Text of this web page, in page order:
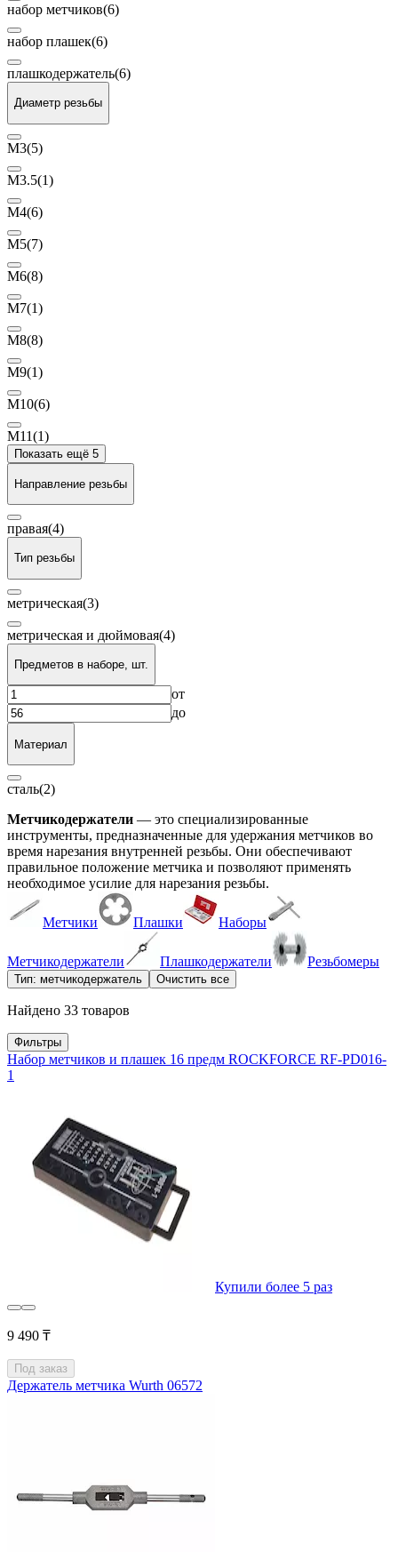
набор метчиков(6)
набор плашек(6)
плашкодержатель(6)
Диаметр резьбы
М3(5)
М3.5(1)
М4(6)
М5(7)
М6(8)
М7(1)
М8(8)
М9(1)
М10(6)
М11(1)
Показать ещё 5
Направление резьбы
правая(4)
Тип резьбы
метрическая(3)
метрическая и дюймовая(4)
Предметов в наборе, шт.
от
до
Материал
сталь(2)
Метчикодержатели — это специализированные
инструменты, предназначенные для удержания метчиков во
время нарезания внутренней резьбы. Они обеспечивают
правильное положение метчика и позволяют применять
необходимое усилие для нарезания резьбы.
Метчики Плашки Наборы
Метчикодержатели Плашкодержатели Резьбомеры
Тип: метчикодержатель Очистить все
Найдено 33 товаров
Фильтры
Набор метчиков и плашек 16 предм ROCKFORCE RF-PD016-
1
Купили более 5 раз
9 490 ₸
Под заказ
Держатель метчика Wurth 06572